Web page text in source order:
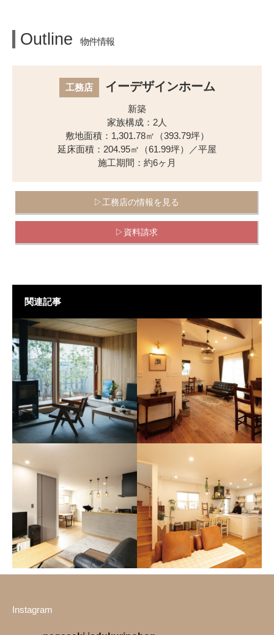
Outline 物件情報
工務店 イーデザインホーム
新築
家族構成：2人
敷地面積：1,301.78㎡（393.79坪）
延床面積：204.95㎡（61.99坪）／平屋
施工期間：約6ヶ月
▷工務店の情報を見る
▷資料請求
関連記事
フルマークハウス 吉田建
設工業 O邸
豊かな住まい
インデュアホーム A邸
お気に入りのアート作品が映
える 2人と猫たちのためのシ
Instagram